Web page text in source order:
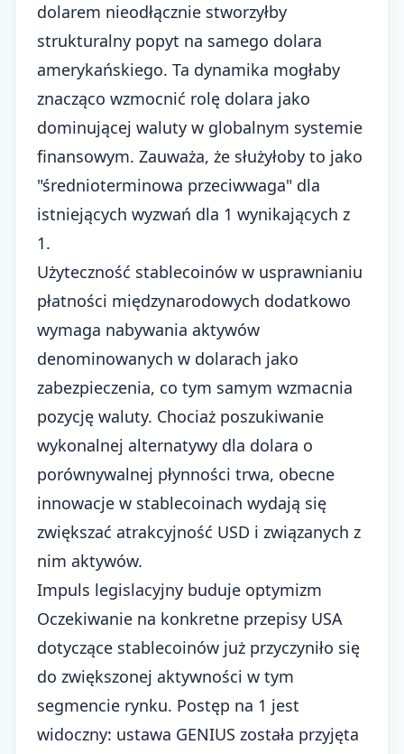
dolarem nieodłącznie stworzyłby
strukturalny popyt na samego dolara
amerykańskiego. Ta dynamika mogłaby
znacząco wzmocnić rolę dolara jako
dominującej waluty w globalnym systemie
finansowym. Zauważa, że służyłoby to jako
"średnioterminowa przeciwwaga" dla
istniejących wyzwań dla 1 wynikających z
1.
Użyteczność stablecoinów w usprawnianiu
płatności międzynarodowych dodatkowo
wymaga nabywania aktywów
denominowanych w dolarach jako
zabezpieczenia, co tym samym wzmacnia
pozycję waluty. Chociaż poszukiwanie
wykonalnej alternatywy dla dolara o
porównywalnej płynności trwa, obecne
innowacje w stablecoinach wydają się
zwiększać atrakcyjność USD i związanych z
nim aktywów.
Impuls legislacyjny buduje optymizm
Oczekiwanie na konkretne przepisy USA
dotyczące stablecoinów już przyczyniło się
do zwiększonej aktywności w tym
segmencie rynku. Postęp na 1 jest
widoczny: ustawa GENIUS została przyjęta